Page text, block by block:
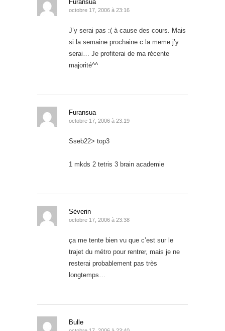
Furansua
octobre 17, 2006 à 23:16
J’y serai pas :( à cause des cours. Mais
si la semaine prochaine c la meme j’y
serai… Je profiterai de ma récente
majorité^^
Furansua
octobre 17, 2006 à 23:19
Sseb22> top3
1 mkds 2 tetris 3 brain academie
Séverin
octobre 17, 2006 à 23:38
ça me tente bien vu que c’est sur le
trajet du métro pour rentrer, mais je ne
resterai probablement pas très
longtemps…
Bulle